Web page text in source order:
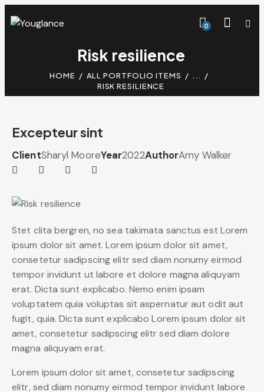
0
Risk resilience
HOME ALL PORTFOLIO ITEMS
...
RISK RESILIENCE
Stet clita bergren, no sea takimata sanctus est Lorem
ipsum dolor sit amet. Lorem ipsum dolor sit amet,
consetetur sadipscing elitr sed diam nonumy eirmod
tempor invidunt ut labore et dolore magna aliquyam
erat. Dicta sunt explicabo. Nemo enim ipsam
voluptatem quia voluptas sit aspernatur aut odit aut
fugit, quia. Dicta sunt explicabo Lorem ipsum dolor sit
amet, consetetur sadipscing elitr sed diam dolore
magna aliquyam erat.
Lorem ipsum dolor sit amet, consetetur sadipscing
elitr, sed diam nonumy eirmod tempor invidunt labore
Excepteur sint
ClientSharyl MooreYear2022AuthorAmy Walker